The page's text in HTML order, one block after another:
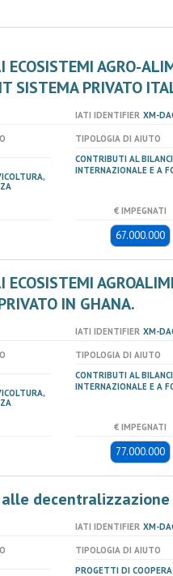
ECOSISTEMI AGRO-
SISTEMA PRIVATO
IATI IDENTIFIER XM-
TIPOLOGIA DI AIUTO
CONTRIBUTI AL
INTERNAZIONALE E A
€ IMPEGNATI
67.000.000
IN GHANA.
IATI IDENTIFIER XM-
TIPOLOGIA DI AIUTO
CONTRIBUTI AL
INTERNAZIONALE E A
€ IMPEGNATI
77.000.000
alle decentralizzazione
IATI IDENTIFIER XM-
TIPOLOGIA DI AIUTO
PROGETTI DI